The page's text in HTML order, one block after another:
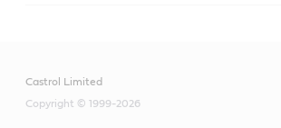
Castrol Limited
Copyright © 1999-2026